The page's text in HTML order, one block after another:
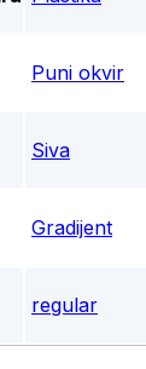
Puni okvir
Siva
Gradijent
regular